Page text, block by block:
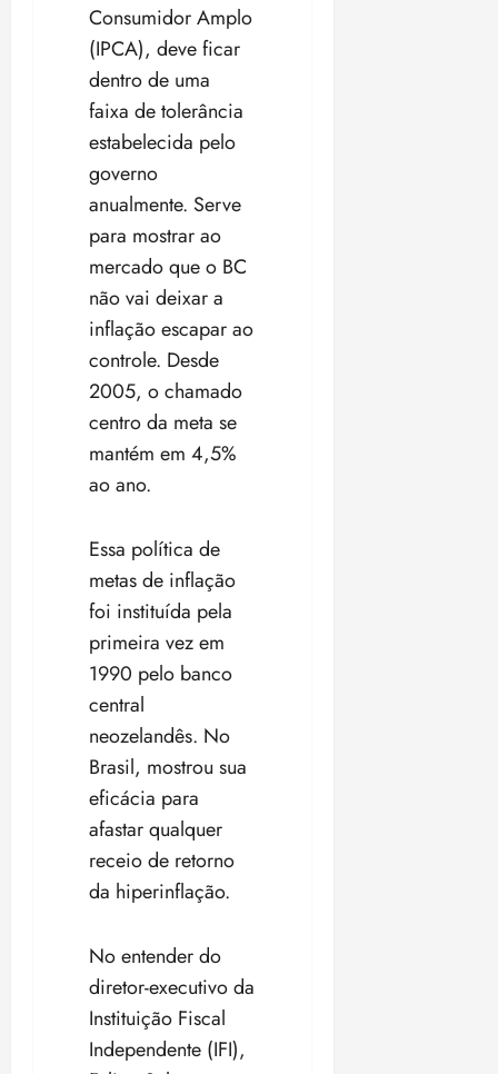
Consumidor Amplo
(IPCA), deve ficar
dentro de uma
faixa de tolerância
estabelecida pelo
governo
anualmente. Serve
para mostrar ao
mercado que o BC
não vai deixar a
inflação escapar ao
controle. Desde
2005, o chamado
centro da meta se
mantém em 4,5%
ao ano.
Essa política de
metas de inflação
foi instituída pela
primeira vez em
1990 pelo banco
central
neozelandês. No
Brasil, mostrou sua
eficácia para
afastar qualquer
receio de retorno
da hiperinflação.
No entender do
diretor-executivo da
Instituição Fiscal
Independente (IFI),